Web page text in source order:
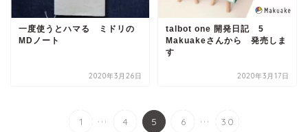
一度使うとハマる ミドリの
MDノート
2020年3月26日
talbot one 開発日記 5
Makuakeさんから 発売しま
す
2020年3月17日
1 ... 4 5 6 ... 30